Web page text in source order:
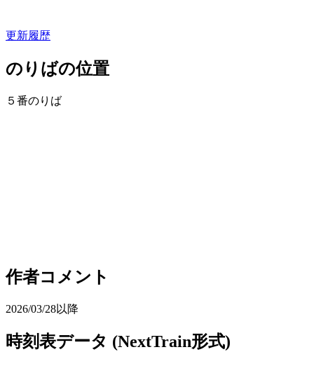
更新履歴
のりばの位置
５番のりば
作者コメント
2026/03/28以降
時刻表データ (NextTrain形式)